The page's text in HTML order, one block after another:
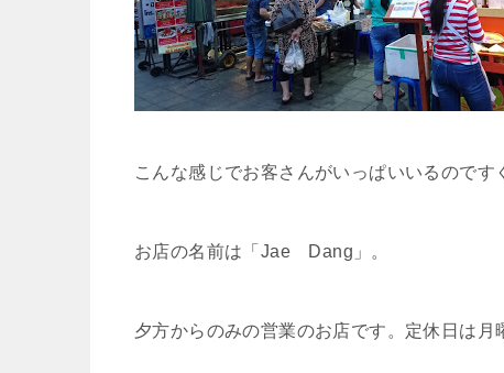
こんな感じでお客さんがいっぱいいるのです
お店の名前は「Jae Dang」。
夕方からのみの営業のお店です。定休日は月